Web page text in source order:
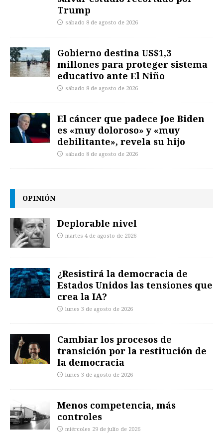
Trump
sábado 8 de agosto de 2026
Gobierno destina US$1,3
millones para proteger sistema
educativo ante El Niño
sábado 8 de agosto de 2026
El cáncer que padece Joe Biden
es «muy doloroso» y «muy
debilitante», revela su hijo
sábado 8 de agosto de 2026
OPINIÓN
Deplorable nivel
martes 4 de agosto de 2026
¿Resistirá la democracia de
Estados Unidos las tensiones que
crea la IA?
lunes 3 de agosto de 2026
Cambiar los procesos de
transición por la restitución de
la democracia
lunes 3 de agosto de 2026
Menos competencia, más
controles
miércoles 29 de julio de 2026